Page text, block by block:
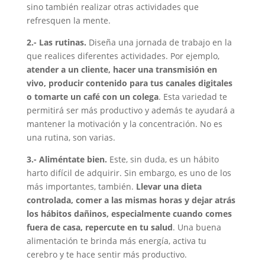
sino también realizar otras actividades que
refresquen la mente.
2.- Las rutinas. Diseña una jornada de trabajo en la
que realices diferentes actividades. Por ejemplo,
atender a un cliente, hacer una transmisión en
vivo, producir contenido para tus canales digitales
o tomarte un café con un colega. Esta variedad te
permitirá ser más productivo y además te ayudará a
mantener la motivación y la concentración. No es
una rutina, son varias.
3.- Aliméntate bien. Este, sin duda, es un hábito
harto difícil de adquirir. Sin embargo, es uno de los
más importantes, también. Llevar una dieta
controlada, comer a las mismas horas y dejar atrás
los hábitos dañinos, especialmente cuando comes
fuera de casa, repercute en tu salud. Una buena
alimentación te brinda más energía, activa tu
cerebro y te hace sentir más productivo.